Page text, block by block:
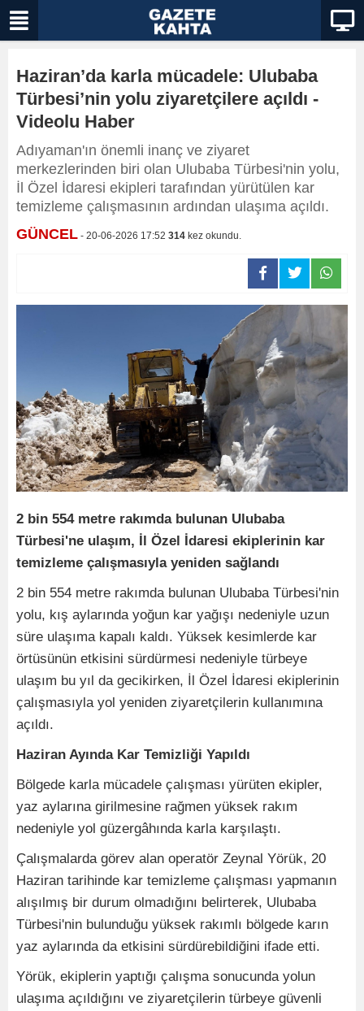
Haziran’da karla mücadele: Ulubaba
Türbesi’nin yolu ziyaretçilere açıldı -
Videolu Haber
Adıyaman'ın önemli inanç ve ziyaret
merkezlerinden biri olan Ulubaba Türbesi'nin yolu,
İl Özel İdaresi ekipleri tarafından yürütülen kar
temizleme çalışmasının ardından ulaşıma açıldı.
GÜNCEL - 20-06-2026 17:52 314 kez okundu.
2 bin 554 metre rakımda bulunan Ulubaba
Türbesi'ne ulaşım, İl Özel İdaresi ekiplerinin kar
temizleme çalışmasıyla yeniden sağlandı
2 bin 554 metre rakımda bulunan Ulubaba Türbesi'nin
yolu, kış aylarında yoğun kar yağışı nedeniyle uzun
süre ulaşıma kapalı kaldı. Yüksek kesimlerde kar
örtüsünün etkisini sürdürmesi nedeniyle türbeye
ulaşım bu yıl da gecikirken, İl Özel İdaresi ekiplerinin
çalışmasıyla yol yeniden ziyaretçilerin kullanımına
açıldı.
Haziran Ayında Kar Temizliği Yapıldı
Bölgede karla mücadele çalışması yürüten ekipler,
yaz aylarına girilmesine rağmen yüksek rakım
nedeniyle yol güzergâhında karla karşılaştı.
Çalışmalarda görev alan operatör Zeynal Yörük, 20
Haziran tarihinde kar temizleme çalışması yapmanın
alışılmış bir durum olmadığını belirterek, Ulubaba
Türbesi'nin bulunduğu yüksek rakımlı bölgede karın
yaz aylarında da etkisini sürdürebildiğini ifade etti.
Yörük, ekiplerin yaptığı çalışma sonucunda yolun
ulaşıma açıldığını ve ziyaretçilerin türbeye güvenli